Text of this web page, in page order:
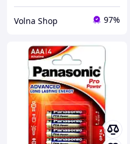
Volna Shop 97%